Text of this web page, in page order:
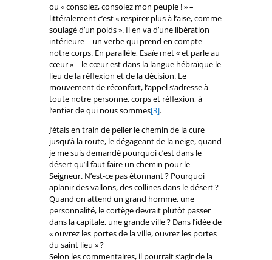
ou « consolez, consolez mon peuple ! » –
littéralement c’est « respirer plus à l’aise, comme
soulagé d’un poids ». Il en va d’une libération
intérieure – un verbe qui prend en compte
notre corps. En parallèle, Esaïe met « et parle au
cœur » – le cœur est dans la langue hébraïque le
lieu de la réflexion et de la décision. Le
mouvement de réconfort, l’appel s’adresse à
toute notre personne, corps et réflexion, à
l’entier de qui nous sommes[3].
J’étais en train de peller le chemin de la cure
jusqu’à la route, le dégageant de la neige, quand
je me suis demandé pourquoi c’est dans le
désert qu’il faut faire un chemin pour le
Seigneur. N’est-ce pas étonnant ? Pourquoi
aplanir des vallons, des collines dans le désert ?
Quand on attend un grand homme, une
personnalité, le cortège devrait plutôt passer
dans la capitale, une grande ville ? Dans l’idée de
« ouvrez les portes de la ville, ouvrez les portes
du saint lieu » ?
Selon les commentaires, il pourrait s’agir de la